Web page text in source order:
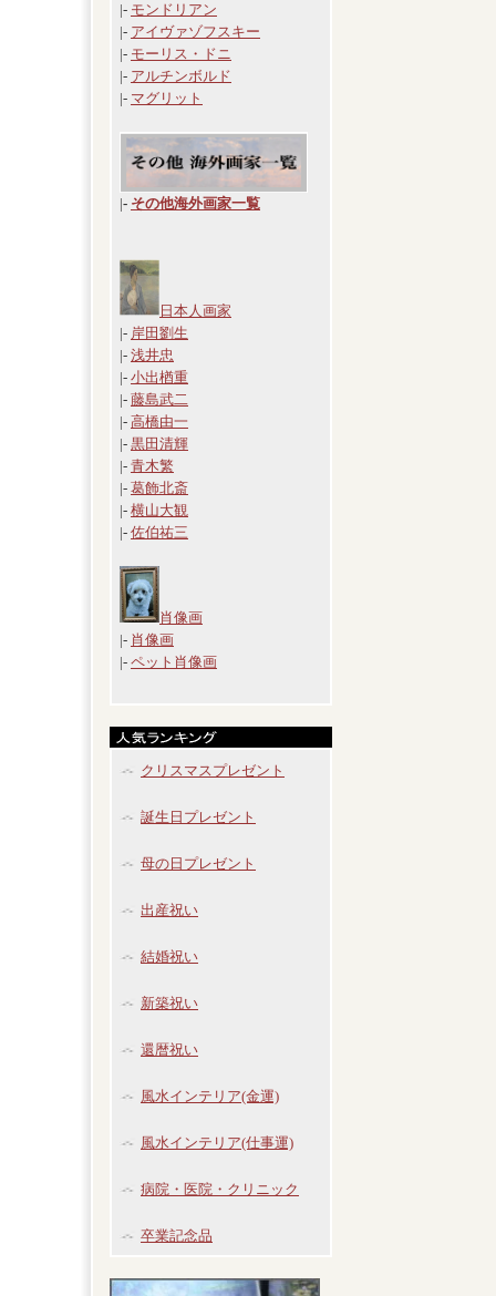
|- モンドリアン
|- アイヴァゾフスキー
|- モーリス・ドニ
|- アルチンボルド
|- マグリット
|- その他海外画家一覧
日本人画家
|- 岸田劉生
|- 浅井忠
|- 小出楢重
|- 藤島武二
|- 高橋由一
|- 黒田清輝
|- 青木繁
|- 葛飾北斎
|- 横山大観
|- 佐伯祐三
肖像画
|- 肖像画
|- ペット肖像画
クリスマスプレゼント
誕生日プレゼント
母の日プレゼント
出産祝い
結婚祝い
新築祝い
還暦祝い
風水インテリア(金運)
風水インテリア(仕事運)
病院・医院・クリニック
卒業記念品